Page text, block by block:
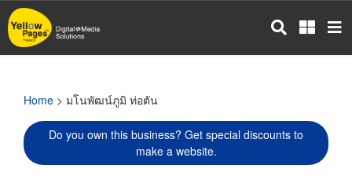
Skip
to
main
Home > มโนพัฒน์ภูมิ ท่อตัน
Do you own this business? Get special discounts to
make a website.